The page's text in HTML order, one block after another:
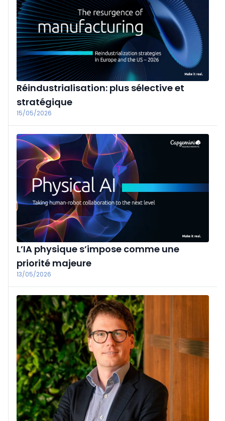
Réindustrialisation: plus sélective et
stratégique
15/05/2026
L’IA physique s’impose comme une
priorité majeure
13/05/2026